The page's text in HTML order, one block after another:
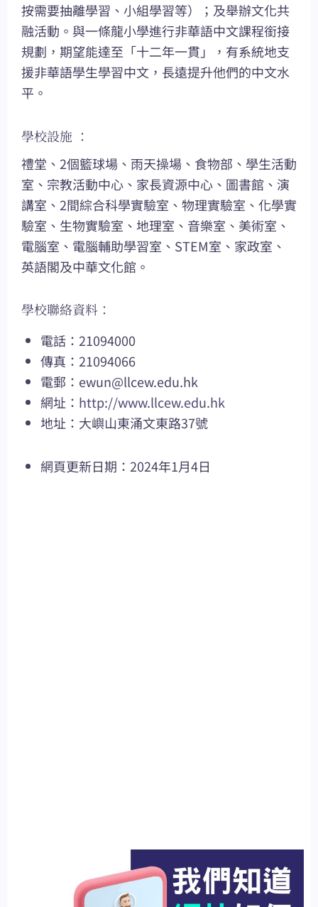
按需要抽離學習、小組學習等）；及舉辦文化共
融活動。與一條龍小學進行非華語中文課程銜接
規劃，期望能達至「十二年一貫」，有系統地支
援非華語學生學習中文，長遠提升他們的中文水
平。
學校設施 ：
禮堂、2個籃球場、雨天操場、食物部、學生活動
室、宗教活動中心、家長資源中心、圖書館、演
講室、2間綜合科學實驗室、物理實驗室、化學實
驗室、生物實驗室、地理室、音樂室、美術室、
電腦室、電腦輔助學習室、STEM室、家政室、
英語閣及中華文化館。
學校聯絡資料：
電話：21094000
傳真：21094066
電郵： ewun@llcew.edu.hk
網址： http://www.llcew.edu.hk
地址：大嶼山東涌文東路37號
網頁更新日期：2024年1月4日